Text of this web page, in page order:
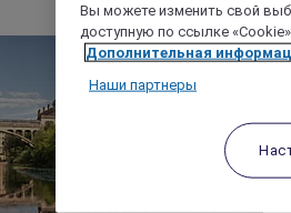
Вы можете изменить свой
доступную по ссылке
Дополнительная
Наши партнеры